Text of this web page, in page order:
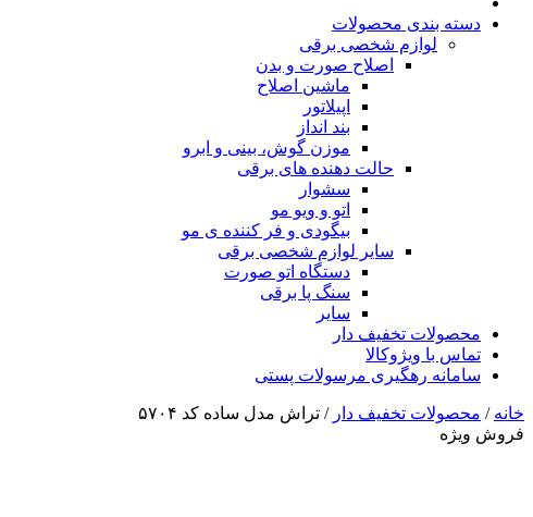
دسته بندی محصولات
لوازم شخصی برقی
اصلاح صورت و بدن
ماشین اصلاح
اپیلاتور
بند انداز
موزن گوش، بینی و ابرو
حالت دهنده های برقی
سشوار
اتو و ویو مو
بیگودی و فر کننده ی مو
سایر لوازم شخصی برقی
دستگاه اتو صورت
سنگ پا برقی
سایر
محصولات تخفیف دار
تماس با ویژوکالا
سامانه رهگیری مرسولات پستی
خانه / محصولات تخفیف دار / تراش مدل ساده کد ۵۷۰۴
فروش ویژه